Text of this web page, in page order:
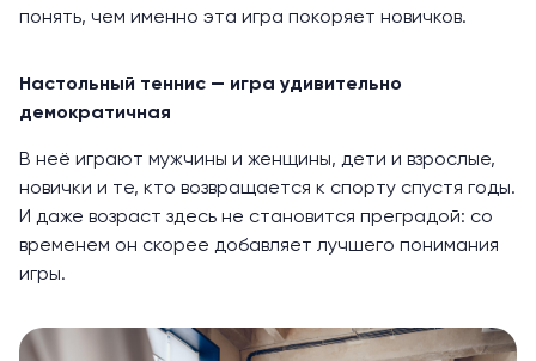
понять, чем именно эта игра покоряет новичков.
Настольный теннис — игра удивительно
демократичная
В неё играют мужчины и женщины, дети и взрослые,
новички и те, кто возвращается к спорту спустя годы.
И даже возраст здесь не становится преградой: со
временем он скорее добавляет лучшего понимания
игры.